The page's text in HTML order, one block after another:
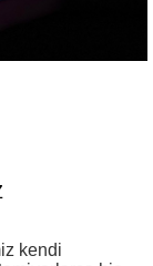
kendi